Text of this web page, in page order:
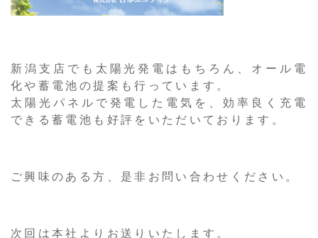
新潟支店でも太陽光発電はもちろん、オール電
化や蓄電池の提案も行っています。
太陽光パネルで発電した電気を、効率良く充電
できる蓄電池も好評をいただいております。
ご興味のある方、是非お問い合わせください。
次回は本社よりお送りいたします。